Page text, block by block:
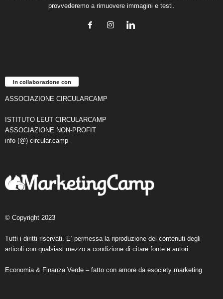
provvederemo a rimuovere immagini e testi.
In collaborazione con
ASSOCIAZIONE CIRCULARCAMP
ISTITUTO LEUT CIRCULARCAMP
ASSOCIAZIONE NON-PROFIT
info (@) circular.camp
© Copyright 2023
Tutti i diritti riservati. E’ permessa la riproduzione dei contenuti degli
articoli con qualsiasi mezzo a condizione di citare fonte e autori.
Economia & Finanza Verde – fatto con amore da esociety marketing